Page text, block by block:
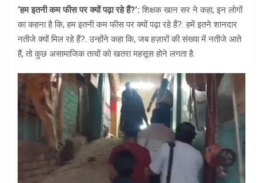
‘हम इतनी कम फीस पर क्यों पढ़ा रहे हैं?’:शिक्षक खान सर ने कहा, इन लोगों
का कहना है कि, हम इतनी कम फीस पर क्यों पढ़ा रहे हैं?. हमें इतने शानदार
नतीजे क्यों मिल रहे हैं?. उन्होंने कहा कि, जब हज़ारों की संख्या में नतीजे आते
हैं, तो कुछ असामाजिक तत्वों को खतरा महसूस होने लगता है.